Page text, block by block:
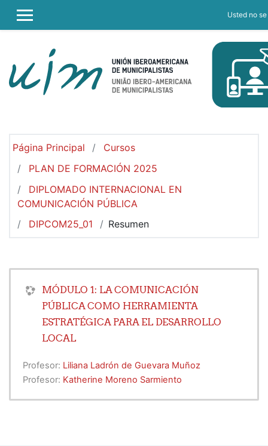
PANEL LATERAL
Usted no
Página Principal
Cursos
PLAN DE FORMACIÓN 2025
DIPLOMADO INTERNACIONAL EN
COMUNICACIÓN PÚBLICA
DIPCOM25_01
Resumen
MÓDULO 1: LA COMUNICACIÓN
PÚBLICA COMO HERRAMIENTA
ESTRATÉGICA PARA EL DESARROLLO
LOCAL
Profesor: Liliana Ladrón de Guevara Muñoz
Profesor: Katherine Moreno Sarmiento